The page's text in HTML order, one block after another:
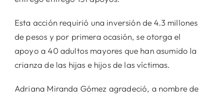
Esta acción requirió una inversión de 4.3 millones
de pesos y por primera ocasión, se otorga el
apoyo a 40 adultos mayores que han asumido la
crianza de las hijas e hijos de las víctimas.
Adriana Miranda Gómez agradeció, a nombre de